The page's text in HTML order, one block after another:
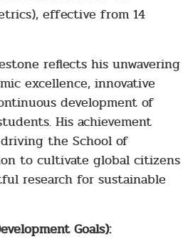
effective from 14
reflects his unwavering
excellence, innovative
development of
His achievement
the School of
to cultivate global citizens
research for sustainable
Goals):